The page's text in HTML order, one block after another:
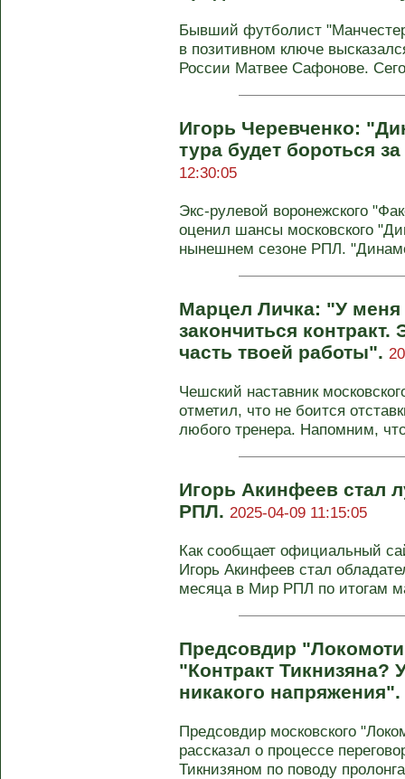
Бывший футболист
в позитивном ключе
России Матвее Сафонове.
Игорь Черевченко:
тура будет бороться
12:30:05
Экс-рулевой воронежского
оценил шансы московского
нынешнем сезоне РПЛ.
Марцел Личка: "У
закончиться
часть твоей работы".
Чешский наставник
отметил, что не боится
любого тренера. Напомним,
Игорь Акинфеев стал
РПЛ. 2025-04-09 11:15:05
Как сообщает официальный
Игорь Акинфеев стал
месяца в Мир РПЛ по итогам
Предсовдир
"Контракт Тикнизяна?
никакого напряжения".
Предсовдир московского
рассказал о процессе
Тикнизяном по поводу